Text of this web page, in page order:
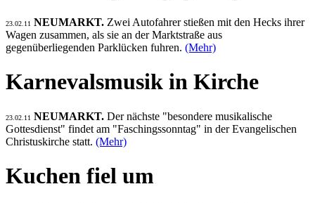
23.02.11 NEUMARKT. Zwei Autofahrer stießen mit den Hecks ihrer
Wagen zusammen, als sie an der Marktstraße aus
gegenüberliegenden Parklücken fuhren. (Mehr)
Karnevalsmusik in Kirche
23.02.11 NEUMARKT. Der nächste "besondere musikalische
Gottesdienst" findet am "Faschingssonntag" in der Evangelischen
Christuskirche statt. (Mehr)
Kuchen fiel um